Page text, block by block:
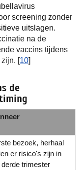
screening zonder
uitslagen.
na de
vaccins tijdens
[10]
de
bezoek, herhaal
er risico's zijn in
derde trimester